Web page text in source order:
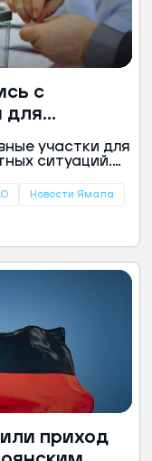
с
для
участки для
ситуаций.
Новости Ямала
приход